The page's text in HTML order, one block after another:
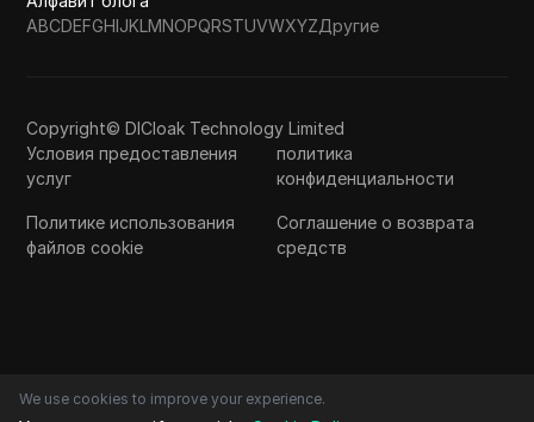
ABCDEFGHIJKLMNOPQRSTUVWXYZДругие
Copyright© DICloak Technology Limited
Условия предоставления
услуг
политика
конфиденциальности
Политике использования
файлов cookie
Соглашение о возврата
средств
We use cookies to improve your experience.